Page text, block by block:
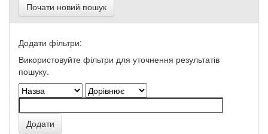
Почати новий пошук
Додати фільтри:
Використовуйте фільтри для уточнення результатів
пошуку.